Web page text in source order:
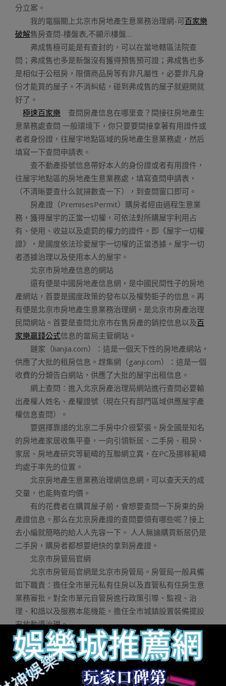
分立案。
我的電腦關上北京市房地產生意業務治理網-可百家樂
破解售房查問-樓盤表,不顯示樓盤…
弗成售極可能是有查封的，可以在當地轄區法院查
問；弗成售也多是新盤沒有獲得預售預可證；弗成售也多
是相似于公租房，限價商品房等有非凡屬性，必要非凡身
份才能買的屋子。不消糾結，碰到弗成售的屋子就避開就
好了。
極速百家樂 查問房產信息在哪里查？間接往房地產生
意業務處查問 一般環境下，你只要要間接拿著有用證件或
者者身份證，往屋宇地點區域的房地產生意業務處，然后
填寫一下查問申請表。
查不動產掛號信息帶好本人的身份證或者有用證件，
往屋宇地點區的房地產生意業務處，填寫查問申請表，
（不清晰要查什么就掃數查一下），到查問窗口即可。
房產證（PremisesPermit）購房者經由過程生意業
務，獲得屋宇的正當一切權，可依法對所購屋宇利用占
有、使用、收益以及處罰的權力的證件。即《屋宇一切權
證》，是國度依法珍愛屋宇一切權的正當憑據。屋宇一切
者憑據治理以及使用本人的屋宇。
北京市房地產信息的網站
還有便是中國房地產信息網，是中國民間性子的房地
產網站，首要是國度政策的發布以及權勢鉅子的信息。再
有便是北京市房地產生意業務治理網。是北京市房產治理
民間網站。首要是查問北京市在售房產的銷控信息以及百
家樂贏錢公式信息的當局主管網站。
鏈家（lianjia.com）：這是一個天下性的房地產網站，
供應了大批的租房信息。趕集網（ganji.com）：這是一個
收費的分類告白網站，供應了大批的屋宇出租信息。
網上查問：進入北京房產治理局網站進行查問必要輸
出產權人姓名、產權證號（現在只有部門區域供應屋宇產
權信息查問）。
要選擇靠譜的北京二手房中介很緊張。房全國是知名
的房地產家居收集平臺，一向引領新居、二手房、租房、
家居、房地產研究等範疇的互聯網立異，在PC及挪移範疇
均處于率先的位置。
北京房地產生意業務治理網信息網，可以查天天的成
交量，也能夠查均價。
有的花費者在購買屋子前，會想要查問一下房東的房
產證信息。那么在北京房產證的查問要領有哪些呢？接上
去小編就簡略的給人人先容一下。 人人無論購買新居仍是
二手房，購房者都想要絕快的拿到房產證。
北京市房管局官網
北京市房管局官網是北京市房管局。房管局一般具備
如下職責：擔任全市單元私有住房以及直管私有住房生意
業務審批。對全市單元自管房進行政策引導、監視、治
理、和諧以及服務本能機能。擔任全市城鎮設置裝備擺設
安放動遷治理。
既然已經經有房本了，屋宇面積切實其實認，就應以
房本為準。若是有貳言，可以找測繪隊（做好是東城區
的）從新測繪，再找房管局提出點竄。
”北京石佛營東里128號院是商品房。依據北京市房管